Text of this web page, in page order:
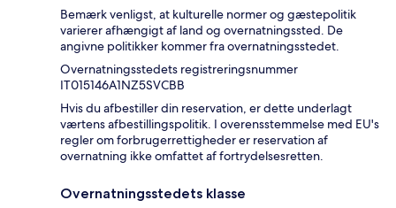
Bemærk venligst, at kulturelle normer og gæstepolitik
varierer afhængigt af land og overnatningssted. De
angivne politikker kommer fra overnatningsstedet.
Overnatningsstedets registreringsnummer
IT015146A1NZ5SVCBB
Hvis du afbestiller din reservation, er dette underlagt
værtens afbestillingspolitik. I overensstemmelse med EU's
regler om forbrugerrettigheder er reservation af
overnatning ikke omfattet af fortrydelsesretten.
Overnatningsstedets klasse